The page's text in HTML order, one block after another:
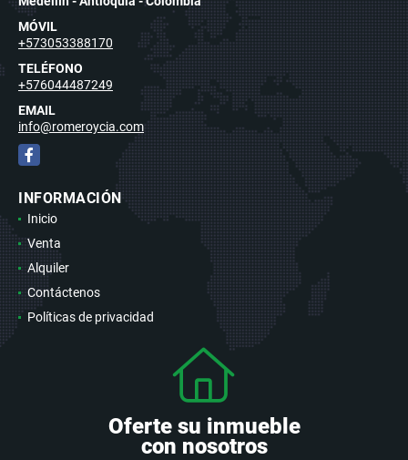
MÓVIL
+573053388170
TELÉFONO
+576044487249
EMAIL
info@romeroycia.com
Facebook
INFORMACIÓN
Inicio
Venta
Alquiler
Contáctenos
Políticas de privacidad
Oferte su inmueble
con nosotros